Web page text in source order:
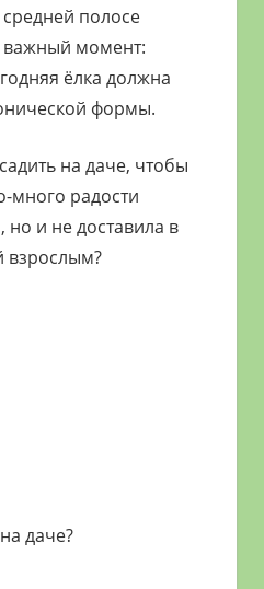
полосе
момент:
ёлка должна
формы.
на даче, чтобы
много радости
и не доставила в
взрослым?
даче?